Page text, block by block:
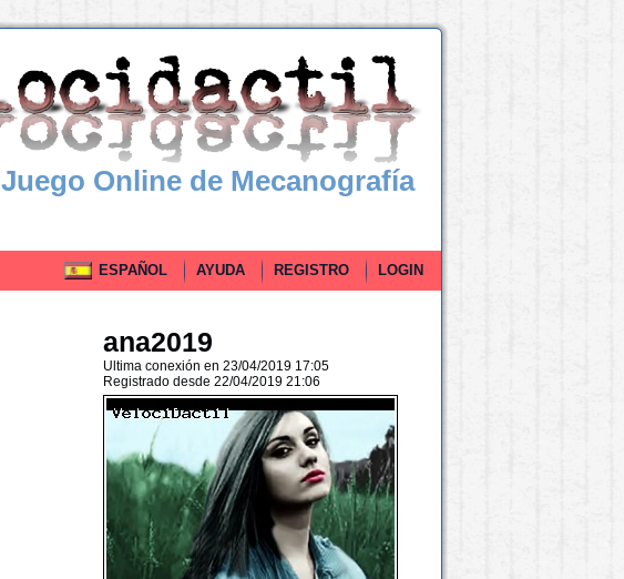
Juego Online de Mecanografía
ESPAÑOL AYUDA REGISTRO LOGIN
ana2019
Ultima conexión en 23/04/2019 17:05
Registrado desde 22/04/2019 21:06